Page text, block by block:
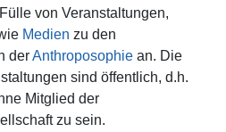
von Veranstaltungen,
Medien zu den
derAnthroposophie an. Die
sind öffentlich, d.h.
Mitglied der
zu sein.